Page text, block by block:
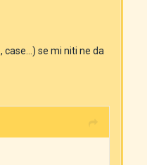
se mi niti ne da